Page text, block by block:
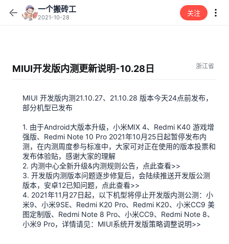
一个搬砖工
2021-10-28
关注
MIUI开发版内测更新说明-10.28日 浙江省
MIUI 开发版内测21.10.27、21.10.28 版本今天24点前发布，
部分机型已发布
1. 由于Android大版本升级，小米MIX 4、Redmi K40 游戏增
强版、Redmi Note 10 Pro 2021年10月25日起暂停发布内
测，在内测周度参与标准中，大家可对正在使用的版本投票和
发布体验贴，感谢大家的理解
2. 内测中心全新升级&内测规则公告，点此查看>>
3. 开发版内测版本问题逐步修复后，会陆续推送开发版公测
版本，安卓12已知问题，点此查看>>
4. 2021年11月27日起，以下机型将停止开发版内测公测：小
米9、小米9SE、Redmi K20 Pro、Redmi K20、小米CC9 美
图定制版、Redmi Note 8 Pro、小米CC9、Redmi Note 8、
小米9 Pro，详情请见：MIUI系统开发版策略调整说明>>